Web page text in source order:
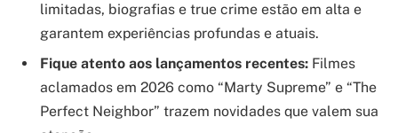
limitadas, biografias e true crime estão em alta e
garantem experiências profundas e atuais.
Fique atento aos lançamentos recentes: Filmes
aclamados em 2026 como “Marty Supreme” e “The
Perfect Neighbor” trazem novidades que valem sua